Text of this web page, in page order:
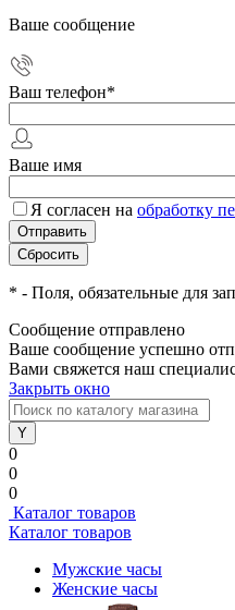
Ваше сообщение
Ваш телефон*
Ваше имя
Я согласен на обработку
* - Поля, обязательные для
Сообщение отправлено
Ваше сообщение успешно
Вами свяжется наш
Закрыть окно
0
0
0
Каталог товаров
Каталог товаров
Мужские часы
Женские часы